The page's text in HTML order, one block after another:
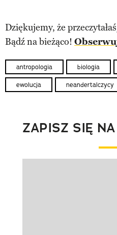
Dziękujemy, że
Bądź na bieżąco!
antropologia biologia
ewolucja neandertalczycy
ZAPISZ SIĘ